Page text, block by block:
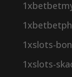
1xslots-
1xslots-